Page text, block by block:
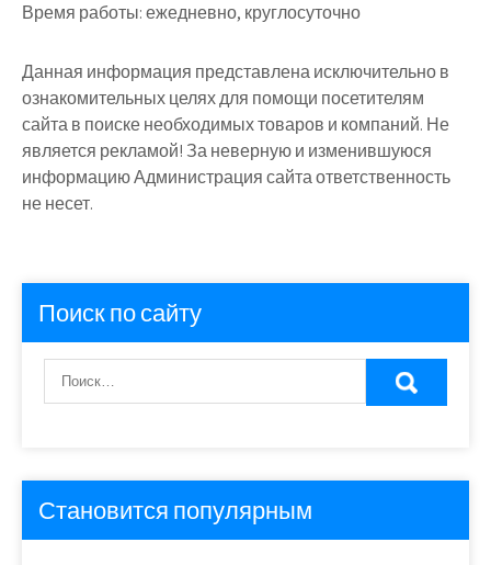
Время работы:ежедневно, круглосуточно
Данная информация представлена исключительно в
ознакомительных целях для помощи посетителям
сайта в поиске необходимых товаров и компаний. Не
является рекламой! За неверную и изменившуюся
информацию Администрация сайта ответственность
не несет.
Поиск по сайту
Становится популярным